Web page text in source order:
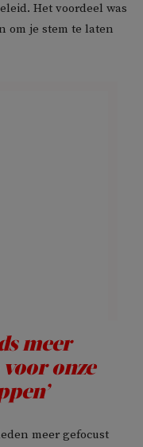
Het voordeel was
om je stem te laten
meer
onze
meer gefocust